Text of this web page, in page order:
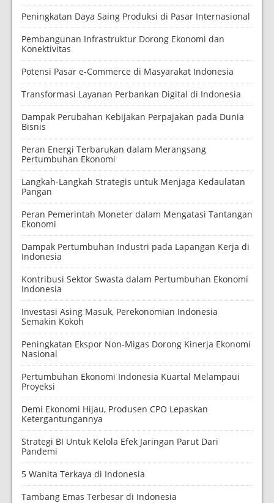
Peningkatan Daya Saing Produksi di Pasar Internasional
Pembangunan Infrastruktur Dorong Ekonomi dan
Konektivitas
Potensi Pasar e-Commerce di Masyarakat Indonesia
Transformasi Layanan Perbankan Digital di Indonesia
Dampak Perubahan Kebijakan Perpajakan pada Dunia
Bisnis
Peran Energi Terbarukan dalam Merangsang
Pertumbuhan Ekonomi
Langkah-Langkah Strategis untuk Menjaga Kedaulatan
Pangan
Peran Pemerintah Moneter dalam Mengatasi Tantangan
Ekonomi
Dampak Pertumbuhan Industri pada Lapangan Kerja di
Indonesia
Kontribusi Sektor Swasta dalam Pertumbuhan Ekonomi
Indonesia
Investasi Asing Masuk, Perekonomian Indonesia
Semakin Kokoh
Peningkatan Ekspor Non-Migas Dorong Kinerja Ekonomi
Nasional
Pertumbuhan Ekonomi Indonesia Kuartal Melampaui
Proyeksi
Demi Ekonomi Hijau, Produsen CPO Lepaskan
Ketergantungannya
Strategi BI Untuk Kelola Efek Jaringan Parut Dari
Pandemi
5 Wanita Terkaya di Indonesia
Tambang Emas Terbesar di Indonesia